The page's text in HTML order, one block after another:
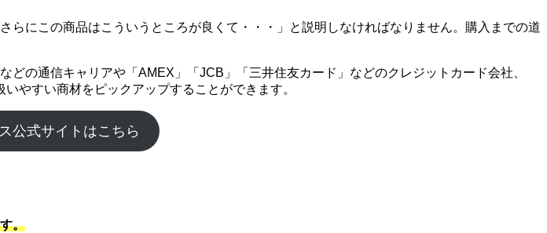
にこの商品はこういうところが良くて・・・」と説明しなければなりません。購入までの道
の通信キャリアや「AMEX」「JCB」「三井住友カード」などのクレジットカード会社、
やすい商材をピックアップすることができます。
公式サイトはこちら
。